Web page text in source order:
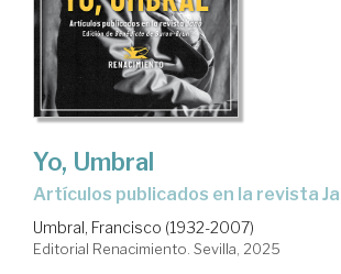
Yo, Umbral
Artículos publicados en la revista
Umbral, Francisco (1932-2007)
Editorial Renacimiento. Sevilla, 2025